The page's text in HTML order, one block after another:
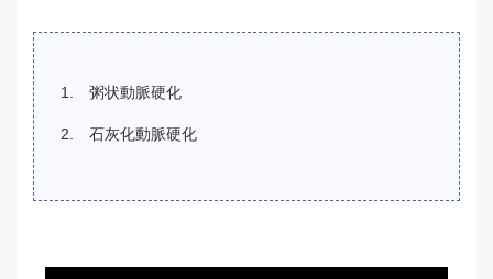
粥状動脈硬化
石灰化動脈硬化